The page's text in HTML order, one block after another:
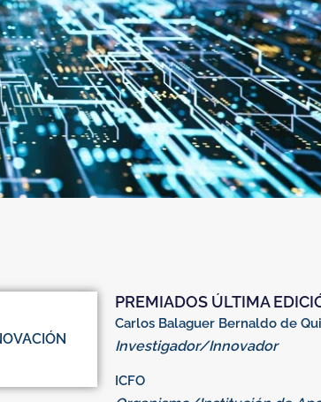
PREMIADOS ÚLTIMA
Carlos Balaguer Bernaldo de
Investigador/Innovador
ICFO